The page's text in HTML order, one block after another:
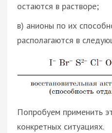
остаются в растворе;
в) анионы по их
располагаются в
Попробуем применить
конкретных ситуациях.